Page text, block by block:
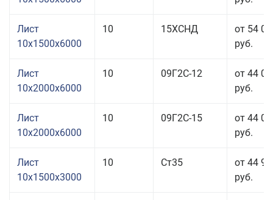
Лист
10x1500x6000
10 15ХСНД
от 54
руб.
Лист
10x2000x6000
10 09Г2С-12
от 44
руб.
Лист
10x2000x6000
10 09Г2С-15
от 44
руб.
Лист
10x1500x3000
10 Ст35
от 44
руб.